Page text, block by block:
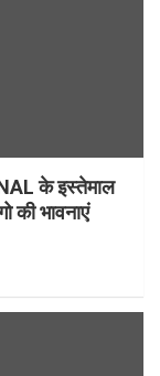
के इस्तेमाल
की भावनाएं